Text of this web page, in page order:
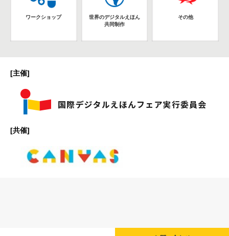
ワークショップ
世界のデジタルえほん
共同制作
その他
[主催]
[共催]